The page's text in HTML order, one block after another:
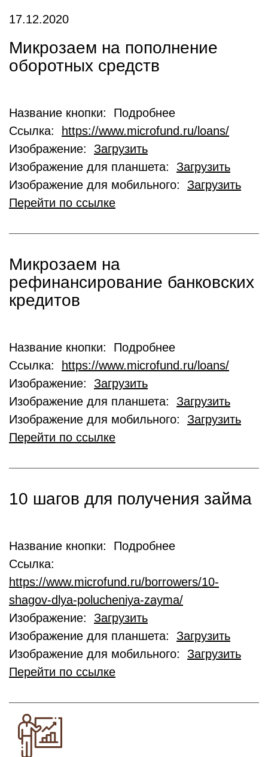
17.12.2020
Микрозаем на пополнение
оборотных средств
Название кнопки: Подробнее
Ссылка:
https://www.microfund.ru/loans/
Изображение: Загрузить
Изображение для планшета: Загрузить
Изображение для мобильного: Загрузить
Перейти по ссылке
Микрозаем на
рефинансирование банковских
кредитов
Название кнопки: Подробнее
Ссылка:
https://www.microfund.ru/loans/
Изображение: Загрузить
Изображение для планшета: Загрузить
Изображение для мобильного: Загрузить
Перейти по ссылке
10 шагов для получения займа
Название кнопки: Подробнее
Ссылка:
https://www.microfund.ru/borrowers/10-
shagov-dlya-polucheniya-zayma/
Изображение: Загрузить
Изображение для планшета: Загрузить
Изображение для мобильного: Загрузить
Перейти по ссылке